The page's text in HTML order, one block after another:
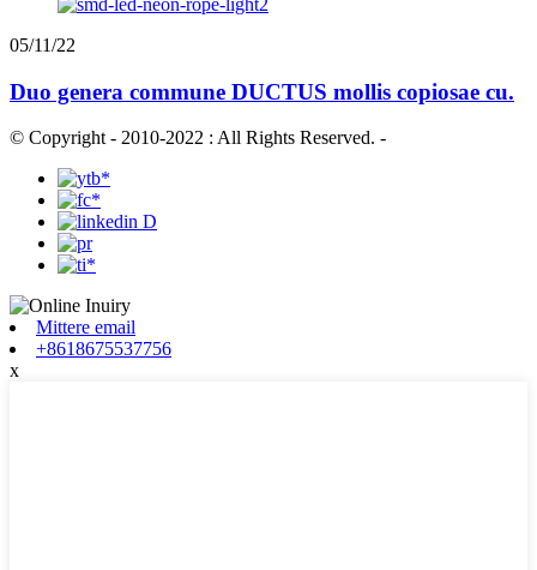
05/11/22
Duo genera commune DUCTUS mollis copiosae cu.
© Copyright - 2010-2022 : All Rights Reserved. -
Mittere email
+8618675537756
x